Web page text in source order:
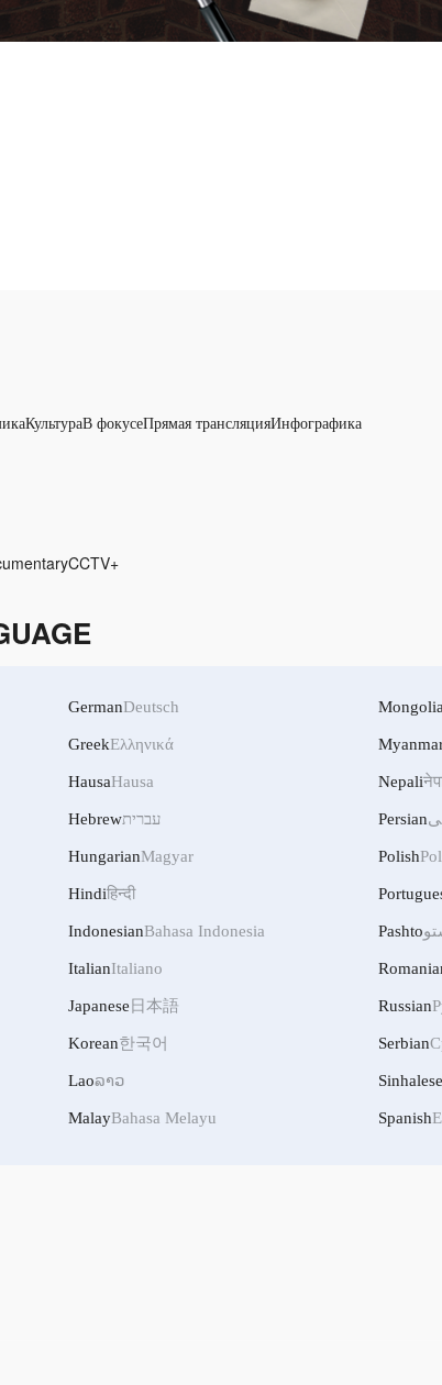
КультураВ фокусеПрямая трансляцияИнфографика
CCTV+
GermanDeutsch
GreekΕλληνικά
HausaHausa
Hebrewעברית
HungarianMagyar
Hindiहिन्दी
IndonesianBahasa Indonesia
ItalianItaliano
Japanese 日本語
Korean한국어
Laoລາວ
MalayBahasa Melayu
Nepali
Persian
Polish
Pashto
Russian
Serbian
Sinhalese
Spanish